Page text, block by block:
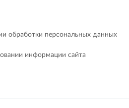
обработки персональных данных
информации сайта